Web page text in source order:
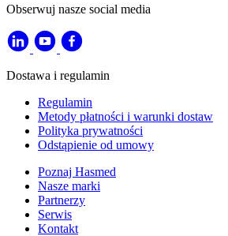
Obserwuj nasze social media
Dostawa i regulamin
Regulamin
Metody płatności i warunki dostaw
Polityka prywatności
Odstąpienie od umowy
Poznaj Hasmed
Nasze marki
Partnerzy
Serwis
Kontakt